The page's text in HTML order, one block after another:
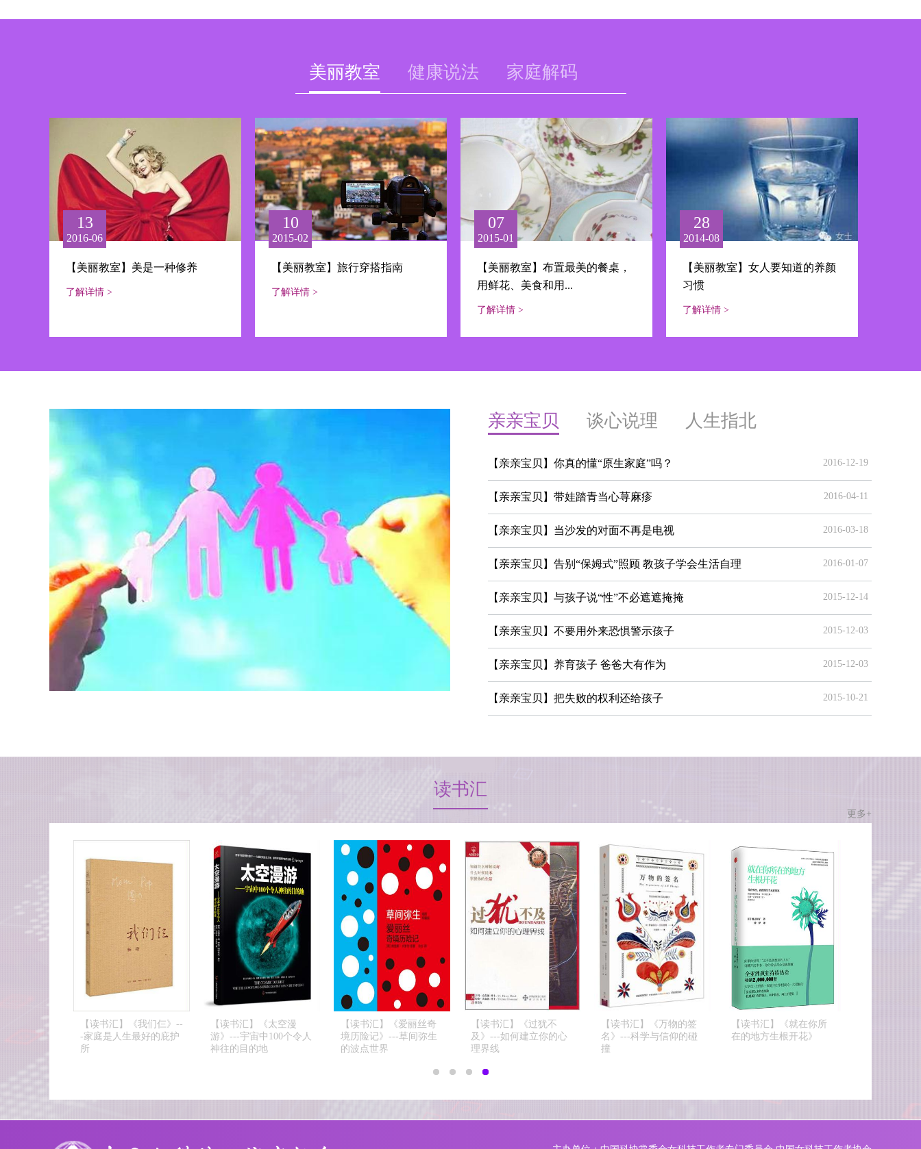
美丽教室 健康说法 家庭解码
【美丽教室】美是一种修养
13
2016-06
了解详情 >
【美丽教室】旅行穿搭指南
10
2015-02
了解详情 >
【美丽教室】布置最美的餐桌，
用鲜花、美食和用...
07
2015-01
了解详情 >
【美丽教室】女人要知道的养颜
习惯
28
2014-08
了解详情 >
亲亲宝贝 谈心说理 人生指北
【亲亲宝贝】你真的懂“原生家庭”吗？ 2016-12-19
【亲亲宝贝】带娃踏青当心荨麻疹 2016-04-11
【亲亲宝贝】当沙发的对面不再是电视 2016-03-18
【亲亲宝贝】告别“保姆式”照顾 教孩子学会生活自理 2016-01-07
【亲亲宝贝】与孩子说“性”不必遮遮掩掩 2015-12-14
【亲亲宝贝】不要用外来恐惧警示孩子 2015-12-03
【亲亲宝贝】养育孩子 爸爸大有作为 2015-12-03
【亲亲宝贝】把失败的权利还给孩子 2015-10-21
读书汇
更多+
【读书汇】《爸爸，我
们去哪儿？》---面对生
命困境的最好礼物
【读书汇】《蒋勋破解
莫奈之美》---蒋勋艺术
美学系列之四
【读书汇】《我们仨》--
-家庭是人生最好的庇护
【读书汇】《太空漫
游》---宇宙中100个令人
神往的目的地
【读书汇】《爱丽丝奇
境历险记》---草间弥生
的波点世界
【读书汇】《过犹不
及》---如何建立你的心
【读书汇】《万物的签